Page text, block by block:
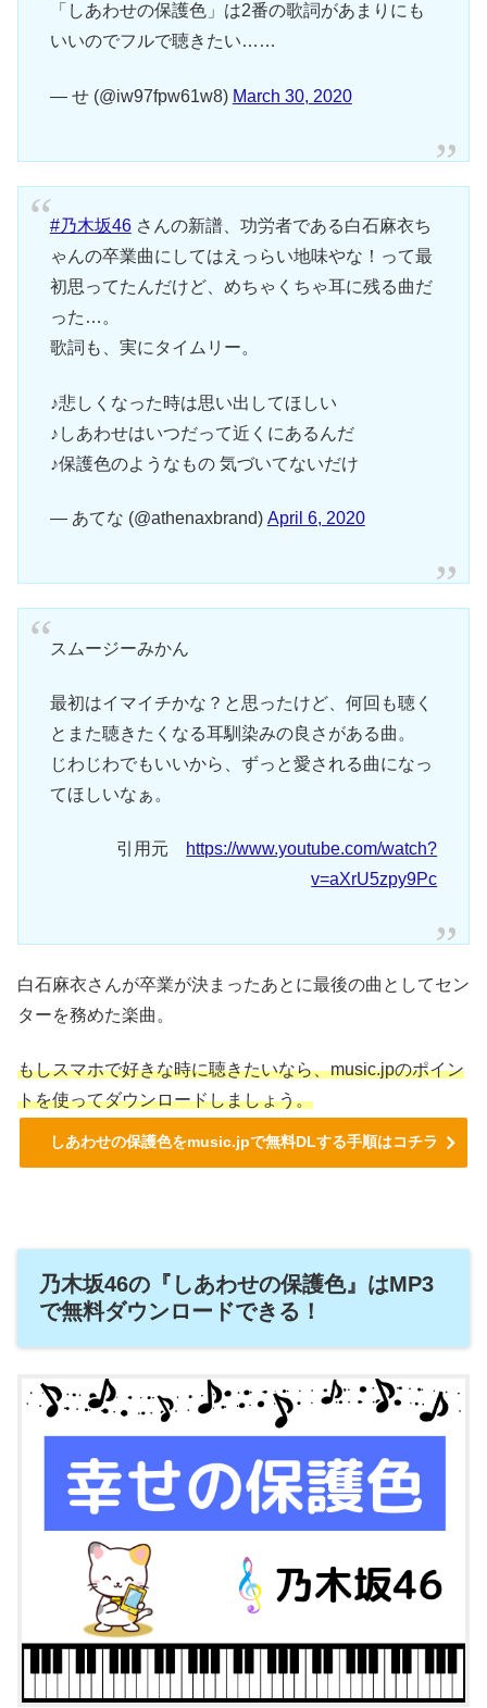
「しあわせの保護色」は2番の歌詞があまりにも
いいのでフルで聴きたい……
— せ (@iw97fpw61w8) March 30, 2020
#乃木坂46さんの新譜、功労者である白石麻衣ち
ゃんの卒業曲にしてはえっらい地味やな！って最
初思ってたんだけど、めちゃくちゃ耳に残る曲だ
った…。
歌詞も、実にタイムリー。
♪悲しくなった時は思い出してほしい
♪しあわせはいつだって近くにあるんだ
♪保護色のようなもの 気づいてないだけ
— あてな (@athenaxbrand) April 6, 2020
スムージーみかん
最初はイマイチかな？と思ったけど、何回も聴く
とまた聴きたくなる耳馴染みの良さがある曲。
じわじわでもいいから、ずっと愛される曲になっ
てほしいなぁ。
引用元
https://www.youtube.com/watch?
v=aXrU5zpy9Pc
白石麻衣さんが卒業が決まったあとに最後の曲としてセン
ターを務めた楽曲。
もしスマホで好きな時に聴きたいなら、music.jpのポイン
トを使ってダウンロードしましょう。
しあわせの保護色をmusic.jpで無料DLする手順はコチラ
乃木坂46の『しあわせの保護色』はMP3
で無料ダウンロードできる！